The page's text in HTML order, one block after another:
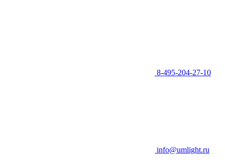
8-495-204-27-10
info@umlight.ru